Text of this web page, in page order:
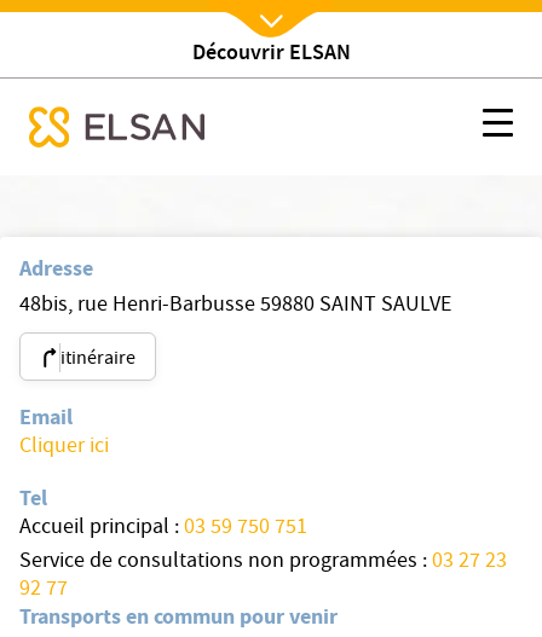
principal
Découvrir ELSAN
Le Parc
menu mobile
Nx:Afficher menu
menu mobile
Adresse
48bis, rue Henri-Barbusse 59880 SAINT SAULVE
itinéraire
Email
Cliquer ici
Tel
Accueil principal :03 59 750 751
Service de consultations non programmées :03 27 23
92 77
Transports en commun pour venir